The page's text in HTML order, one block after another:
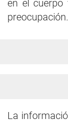
en el cuerpo
preocupación.
La